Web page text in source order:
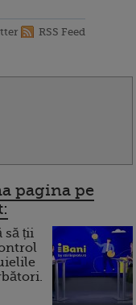
RSS Feed
pagina pe
să ții